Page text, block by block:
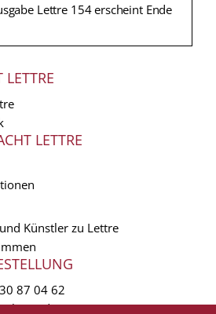
Lettre 154 erscheint Ende
LETTRE
LETTRE
Künstler zu Lettre
87 04 62